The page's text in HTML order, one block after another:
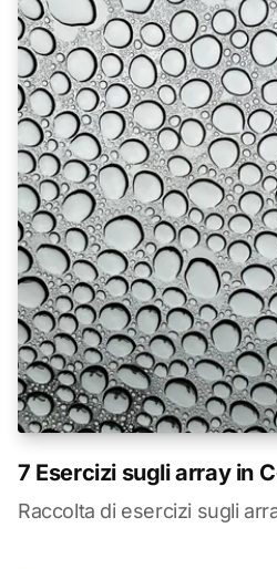
7 Esercizi sugli array in
Raccolta di esercizi sugli